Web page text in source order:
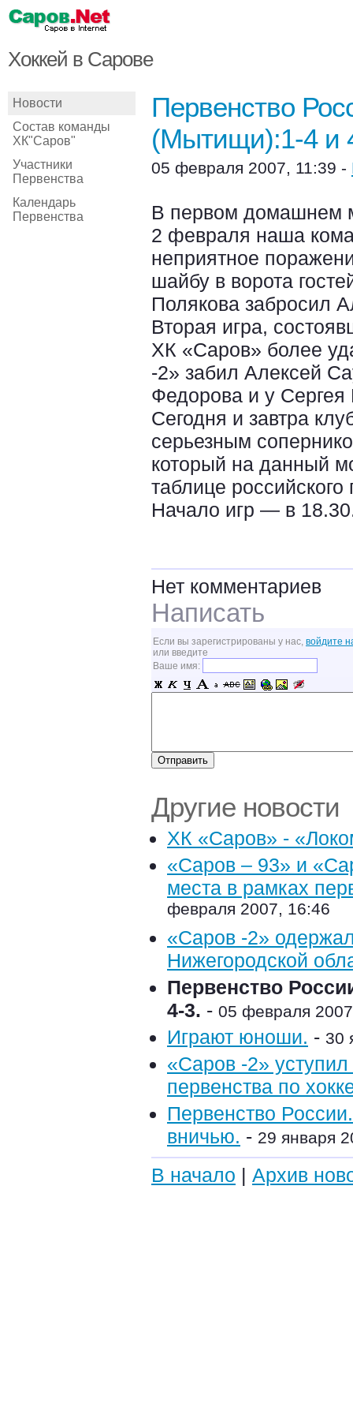
Хоккей в Сарове
Новости
Состав команды
ХК"Саров"
Участники
Первенства
Календарь
Первенства
Первенство
(Мытищи):1-4 и
05 февраля 2007, 11:39 -
В первом домашнем
2 февраля наша
неприятное
шайбу в ворота
Полякова забросил
Вторая игра,
ХК «Саров» более
-2» забил Алексей
Федорова и у Сергея
Сегодня и завтра
серьезным
который на данный
таблице
Начало игр — в
Нет комментариев
Написать
Если вы зарегистрированы у нас, войдите
или введите
Ваше имя:
Другие новости
ХК «Саров» -
«Саров – 93» и
места в рамках
февраля 2007, 16:46
«Саров -2»
Нижегородской
Первенство
4-3. - 05 февраля
Играют юноши. - 30
«Саров -2»
первенства по
Первенство
вничью. - 29 января
В начало | Архив